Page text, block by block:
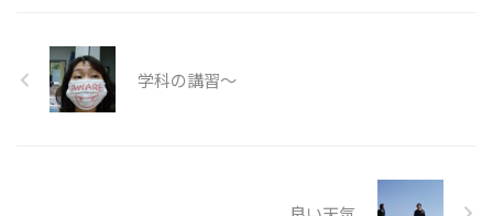
学科の講習～